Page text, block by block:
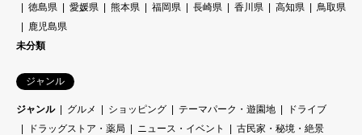
徳島県
愛媛県 熊本県 福岡県 長崎県 香川県 高知県
鳥取県
鹿児島県
未分類
ジャンル
ジャンル グルメ ショッピング テーマパーク・遊園地
ドライブ
ドラッグストア・薬局
ニュース・イベント
古民家・秘境・絶景